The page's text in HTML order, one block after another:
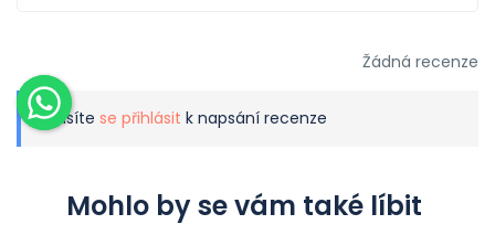
Žádná recenze
Musíte se přihlásit k napsání recenze
Mohlo by se vám také líbit